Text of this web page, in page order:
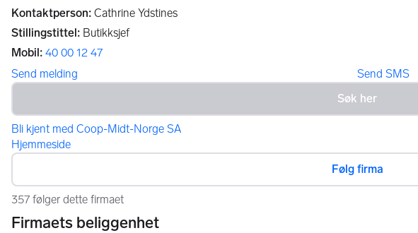
Kontaktperson: Cathrine Ydstines
Stillingstittel : Butikksjef
Mobil : 40 00 12 47
Send melding
Send SMS
Bli kjent med Coop-Midt-Norge SA
Hjemmeside
Følg firma
357 følger dette firmaet
Firmaets beliggenhet